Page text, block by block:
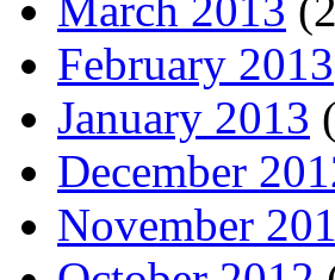
March 2013
February 2013
January 2013
December
November